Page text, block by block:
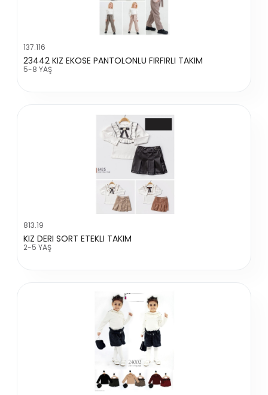
137.116
23442 KIZ EKOSE PANTOLONLU FIRFIRLI TAKIM
5-8 YAŞ
813.19
KIZ DERI SORT ETEKLI TAKIM
2-5 YAŞ